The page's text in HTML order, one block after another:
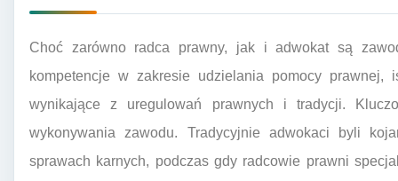
Choć zarówno radca prawny, jak i adwokat są
kompetencje w zakresie udzielania pomocy
wynikające z uregulowań prawnych i tradycji.
wykonywania zawodu. Tradycyjnie adwokaci byli
sprawach karnych, podczas gdy radcowie prawni